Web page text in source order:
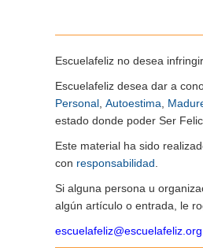
Escuelafeliz no desea
Escuelafeliz desea dar a
Personal Autoestima
estado donde poder Ser
Este material ha sido
con responsabilidad
Si alguna persona u
algún artículo o entrada, le
escuelafeliz@escuelafeliz.org